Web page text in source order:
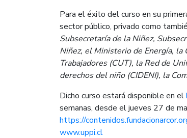
Para el éxito del curso en su
sector público, privado como
Subsecretaría de la Niñez,
Niñez, el Ministerio de Energía, la
Trabajadores (CUT), la Red de
derechos del niño (CIDENI), la
Dicho curso estará disponible en el
semanas, desde el jueves 27 de
https://
www.uppi.cl